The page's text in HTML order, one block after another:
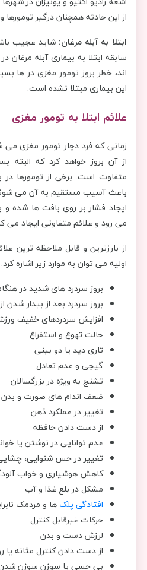
از این حادثه همچنان درگیر
ابتلا به آبله مرغان:شاید عجیب
سابقه ابتلا به بیماری آبله
اند، خطر بروز تومور مغزی در ها
این بیماری مبتلا نشده است.
علائم ابتلا به تومور مغزی
زمانی که فرد دچار تومور مغزی می
از آن بروز خواهد کرد که البته
متفاوت است. برخی از تومورها
باعث آسیب مستقیم به آن می
ایجاد فشار بر روی بافت ها شده و
می رود و علائم متفاوتی ایجاد می
از بارزترین و قابل ملاحظه ترین
اولیه می توان به موارد زیر اشاره کرد:
بروز سردرد های شدید در
بروز سردرد بعد از بیدار شدن
افزایش سردردهای خفیف
حالت تهوع و استفراغ
تاری دید یا دو بینی
گیجی و عدم تعادل
تشنج به ویژه در بزرگسالان
ضعف اندام های صورت و بدن
تغییر در عملکرد ذهن
از دست دادن حافظه
عدم توانایی در نوشتن یا
تغییر در حس شنوایی،
کاهش هوشیاری و خواب
مشکل در بلع غذا و آب
افتادگی پلک ها و مردمک
حرکات غیرقابل کنترل
لرزش دست و بدن
از دست دادن کنترل مثانه یا
بی حسی یا سوزن سوزن